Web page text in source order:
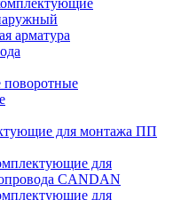
арматура
поворотные
для монтажа ПП
для
CANDAN
для